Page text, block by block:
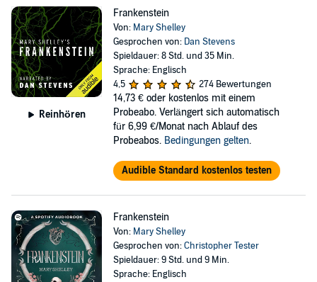
Reinhören
Frankenstein
Von: Mary Shelley
Gesprochen von: Dan Stevens
Spieldauer: 8 Std. und 35 Min.
Sprache: Englisch
4,5
274 Bewertungen
14,73 € oder kostenlos mit einem
Probeabo. Verlängert sich automatisch
für 6,99 €/Monat nach Ablauf des
Probeabos. Bedingungen gelten.
Audible Standard kostenlos testen
Frankenstein
Von: Mary Shelley
Gesprochen von:Christopher Tester
Spieldauer: 9 Std. und 9 Min.
Sprache: Englisch